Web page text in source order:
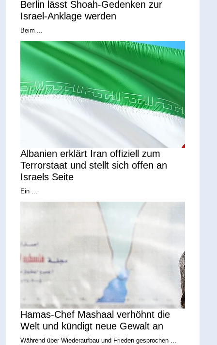
Berlin lässt Shoah-Gedenken zur
Israel-Anklage werden
Beim ...
Albanien erklärt Iran offiziell zum
Terrorstaat und stellt sich offen an
Israels Seite
Ein ...
Hamas-Chef Mashaal verhöhnt die
Welt und kündigt neue Gewalt an
Während über Wiederaufbau und Frieden gesprochen ...